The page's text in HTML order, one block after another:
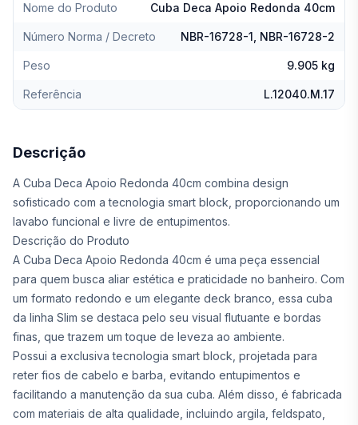
Nome do Produto Cuba Deca Apoio Redonda 40cm
Número Norma / Decreto NBR-16728-1, NBR-16728-2
Peso 9.905 kg
Referência L.12040.M.17
Descrição
A Cuba Deca Apoio Redonda 40cm combina design
sofisticado com a tecnologia smart block, proporcionando um
lavabo funcional e livre de entupimentos.
Descrição do Produto
A Cuba Deca Apoio Redonda 40cm é uma peça essencial
para quem busca aliar estética e praticidade no banheiro. Com
um formato redondo e um elegante deck branco, essa cuba
da linha Slim se destaca pelo seu visual flutuante e bordas
finas, que trazem um toque de leveza ao ambiente.
Possui a exclusiva tecnologia smart block, projetada para
reter fios de cabelo e barba, evitando entupimentos e
facilitando a manutenção da sua cuba. Além disso, é fabricada
com materiais de alta qualidade, incluindo argila, feldspato,